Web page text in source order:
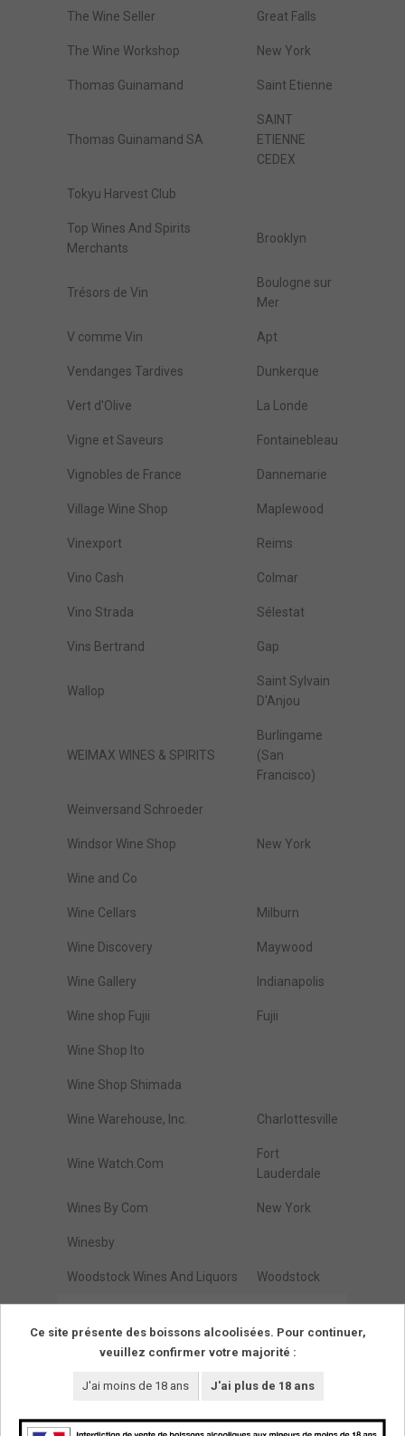
The Wine Seller Great Falls
The Wine Workshop New York
Thomas Guinamand Saint Etienne
Thomas Guinamand SA
SAINT
ETIENNE
CEDEX
Tokyu Harvest Club
Top Wines And Spirits
Merchants
Brooklyn
Trésors de Vin
Boulogne sur
Mer
V comme Vin Apt
Vendanges Tardives Dunkerque
Vert d'Olive La Londe
Vigne et Saveurs Fontainebleau
Vignobles de France Dannemarie
Village Wine Shop Maplewood
Vinexport Reims
Vino Cash Colmar
Vino Strada Sélestat
Vins Bertrand Gap
Wallop
Saint Sylvain
D'Anjou
WEIMAX WINES & SPIRITS
Burlingame
(San
Francisco)
Weinversand Schroeder
Windsor Wine Shop New York
Wine and Co
Wine Cellars Milburn
Wine Discovery Maywood
Wine Gallery Indianapolis
Wine shop Fujii Fujii
Wine Shop Ito
Wine Shop Shimada
Wine Warehouse, Inc. Charlottesville
Wine Watch.Com
Fort
Lauderdale
Wines By Com New York
Winesby
Woodstock Wines And Liquors Woodstock
274
Ce site présente des boissons alcoolisées. Pour continuer,
veuillez confirmer votre majorité :
J'ai moins de 18 ans J'ai plus de 18 ans